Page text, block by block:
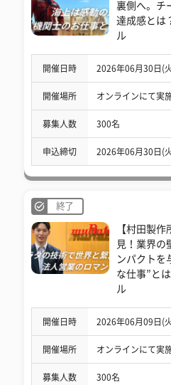
裏側へ。チ
達成感とは
ル
開催日時 2026年06月30日(
開催場所 オンラインにて実
募集人数 300名
申込締切 2026年06月30日(
終了
【村田製
見！業界の
ンパクトを
な仕事”と
ル
開催日時 2026年06月09日(
開催場所 オンラインにて実
募集人数 300名